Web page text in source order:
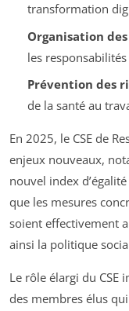
transformation
Organisation
les
Prévention des
de la santé au
En 2025, le CSE de
enjeux nouveaux,
nouvel index
que les mesures
soient effectivement
ainsi la politique
Le rôle élargi du CSE
des membres élus